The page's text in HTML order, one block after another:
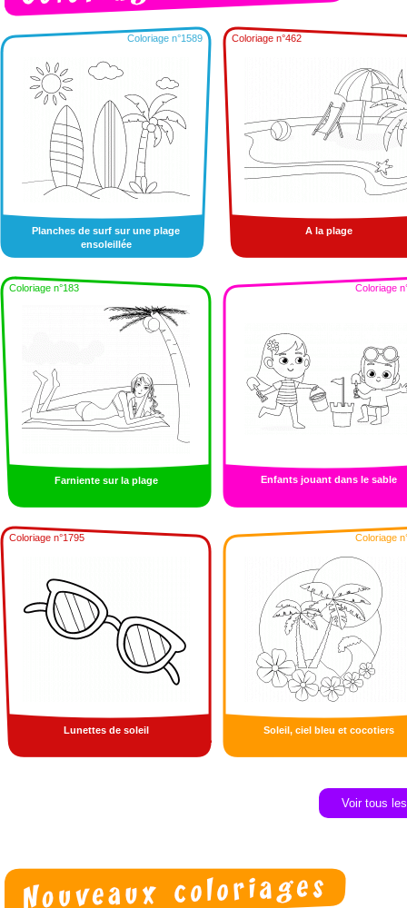
Coloriage n°1589
Planches de surf sur une plage
ensoleillée
Coloriage n°462
A la plage
Coloriage n°183
Farniente sur la plage
Coloriage
Enfants jouant dans le sable
Coloriage n°1795
Lunettes de soleil
Coloriage
Soleil, ciel bleu et cocotiers
Voir tous